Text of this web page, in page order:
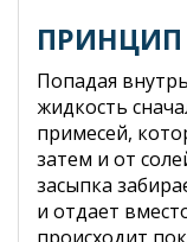
ПРИНЦИП
Попадая
жидкость
примесей,
затем и от
засыпка
и отдает